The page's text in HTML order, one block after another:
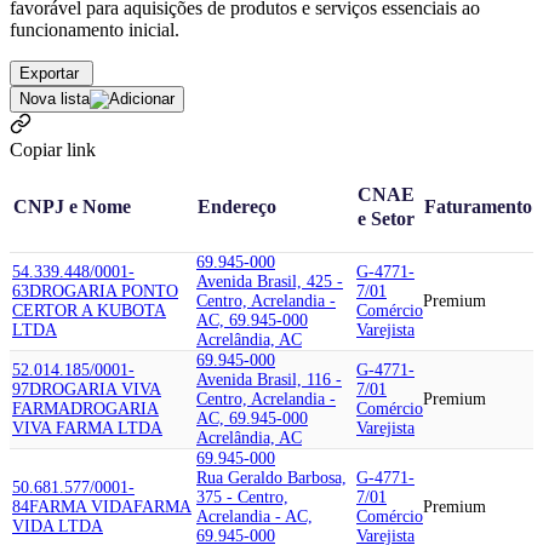
favorável para aquisições de produtos e serviços essenciais ao
funcionamento inicial.
Exportar
Nova lista
Copiar link
CNPJ e Nome Endereço
CNAE
e Setor
Faturamento
54.339.448/0001-
63DROGARIA PONTO
CERTOR A KUBOTA
LTDA
69.945-000
Avenida Brasil, 425 -
Centro, Acrelandia -
AC, 69.945-000
Acrelândia, AC
G-4771-
7/01
Comércio
Varejista
Premium
52.014.185/0001-
97DROGARIA VIVA
FARMADROGARIA
VIVA FARMA LTDA
69.945-000
Avenida Brasil, 116 -
Centro, Acrelandia -
AC, 69.945-000
Acrelândia, AC
G-4771-
7/01
Comércio
Varejista
Premium
50.681.577/0001-
84FARMA VIDAFARMA
VIDA LTDA
69.945-000
Rua Geraldo Barbosa,
375 - Centro,
Acrelandia - AC,
69.945-000
G-4771-
7/01
Comércio
Varejista
Premium